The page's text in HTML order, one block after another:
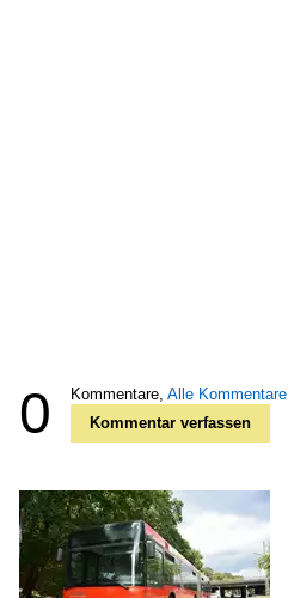
0 Kommentare, Alle Kommentare
Kommentar verfassen